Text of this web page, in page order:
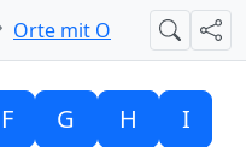
Orte mit O Suche
F G H I